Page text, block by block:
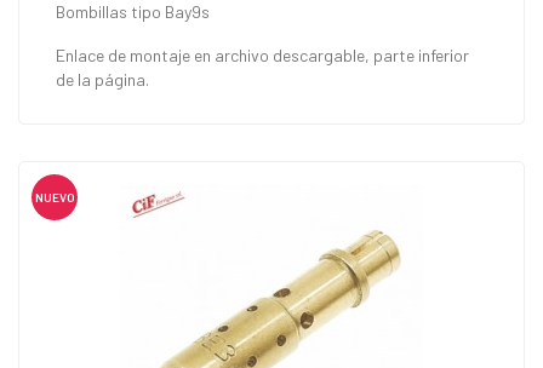
Bombillas tipo Bay9s
Enlace de montaje en archivo descargable, parte inferior
de la página.
NUEVO